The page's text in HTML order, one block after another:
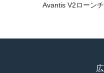
Avantis V2ローンチ